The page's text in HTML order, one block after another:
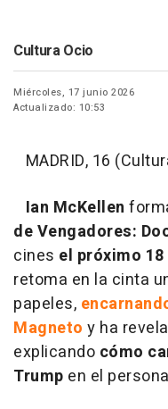
Cultura Ocio
Miércoles, 17 junio 2026
Actualizado: 10:53
MADRID, 16
Ian McKellen
de Vengadores:
cines el próximo
retoma en la cinta
papeles,
Magneto y ha
explicando cómo
Trump en el